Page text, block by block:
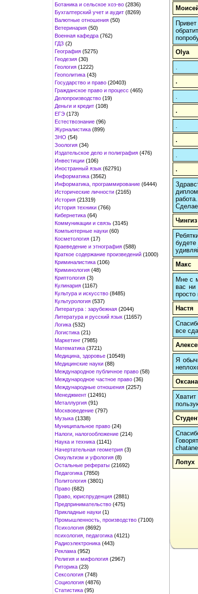
Ботаника и сельское хоз-во (2836)
Бухгалтерский учет и аудит (8269)
Валютные отношения (50)
Ветеринария (50)
Военная кафедра (762)
ГДЗ (2)
География (5275)
Геодезия (30)
Геология (1222)
Геополитика (43)
Государство и право (20403)
Гражданское право и процесс (465)
Делопроизводство (19)
Деньги и кредит (108)
ЕГЭ (173)
Естествознание (96)
Журналистика (899)
ЗНО (54)
Зоология (34)
Издательское дело и полиграфия (476)
Инвестиции (106)
Иностранный язык (62791)
Информатика (3562)
Информатика, программирование (6444)
Исторические личности (2165)
История (21319)
История техники (766)
Кибернетика (64)
Коммуникации и связь (3145)
Компьютерные науки (60)
Косметология (17)
Краеведение и этнография (588)
Краткое содержание произведений (1000)
Криминалистика (106)
Криминология (48)
Криптология (3)
Кулинария (1167)
Культура и искусство (8485)
Культурология (537)
Литература : зарубежная (2044)
Литература и русский язык (11657)
Логика (532)
Логистика (21)
Маркетинг (7985)
Математика (3721)
Медицина, здоровье (10549)
Медицинские науки (88)
Международное публичное право (58)
Международное частное право (36)
Международные отношения (2257)
Менеджмент (12491)
Металлургия (91)
Москвоведение (797)
Музыка (1338)
Муниципальное право (24)
Налоги, налогообложение (214)
Наука и техника (1141)
Начертательная геометрия (3)
Оккультизм и уфология (8)
Остальные рефераты (21692)
Педагогика (7850)
Политология (3801)
Право (682)
Право, юриспруденция (2881)
Предпринимательство (475)
Прикладные науки (1)
Промышленность, производство (7100)
Психология (8692)
психология, педагогика (4121)
Радиоэлектроника (443)
Реклама (952)
Религия и мифология (2967)
Риторика (23)
Сексология (748)
Социология (4876)
Статистика (95)
Olya
.
.
.
.
.
.
.
.
Чингиз
Макс
Мне с
вас ни
просто
Настя
все
Я
Оксана
Лопух